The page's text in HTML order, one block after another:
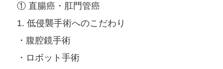
① 直腸癌・肛門管癌
1. 低侵襲手術へのこだわり
・腹腔鏡手術
・ロボット手術